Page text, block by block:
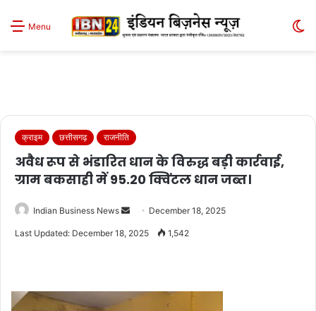
Menu
क्राइम छत्तीसगढ़ राजनीति
अवैध रूप से भंडारित धान के विरुद्ध बड़ी कार्रवाई,
ग्राम बकसाही में 95.20 क्विंटल धान जब्त।
Indian Business News
Send December 18, 2025
Last Updated: December 18, 2025 1,542